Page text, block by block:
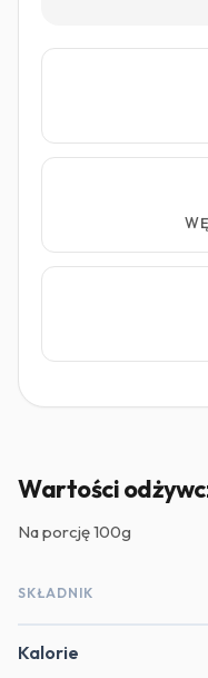
Wartości
Na porcję100g
SKŁADNIK
Kalorie